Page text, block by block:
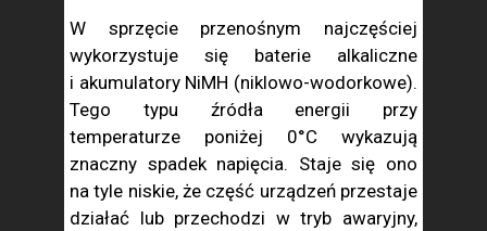
W sprzęcie przenośnym najczęściej
wykorzystuje się baterie alkaliczne
i akumulatory NiMH (niklowo-wodorkowe).
Tego typu źródła energii przy
temperaturze poniżej 0°C wykazują
znaczny spadek napięcia. Staje się ono
na tyle niskie, że część urządzeń przestaje
działać lub przechodzi w tryb awaryjny,